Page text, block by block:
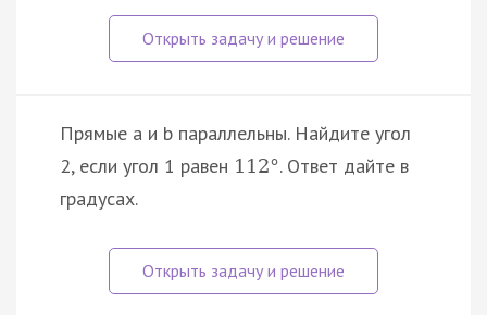
Прямые a и b параллельны. Найдите угол
2, если угол 1 равен 112°. Ответ дайте в
градусах.